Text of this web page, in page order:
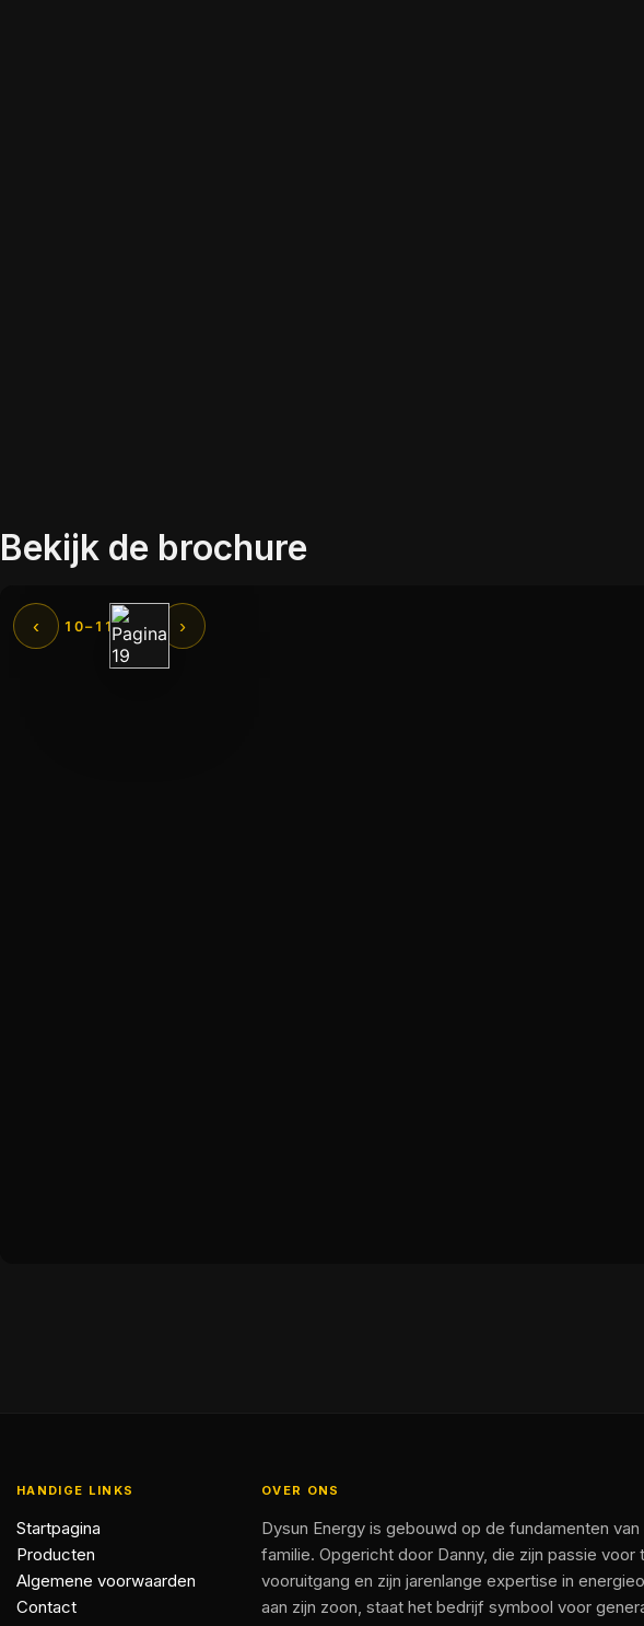
Bekijk de brochure
HANDIGE LINKS
Startpagina
Producten
Algemene voorwaarden
Contact
OVER ONS
Dysun Energy is gebouwd op de fundamenten
familie. Opgericht door Danny, die zijn passie voor
vooruitgang en zijn jarenlange expertise in
aan zijn zoon, staat het bedrijf symbool voor